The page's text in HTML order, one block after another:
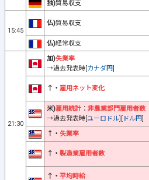
独)貿易収支
15:45
仏)貿易収支
仏)経常収支
21:30
加)失業率
→過去発表時[カナダ円]
↑・ 雇用ネット変化
米)雇用統計 ： 非農業部門雇用者数
→過去発表時[ユーロドル][ ドル円]
↑・ 失業率
↑・ 製造業雇用者数
↑・ 平均時給